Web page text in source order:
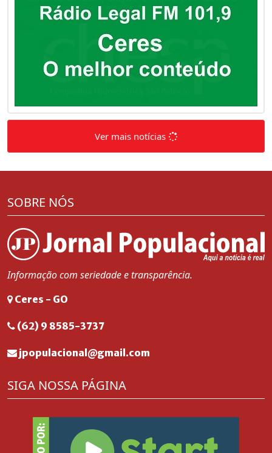
Ver mais notícias
SOBRE NÓS
Informação com seriedade e transparência.
Ceres - GO
(62) 9 8585-3737
jpopulacional@gmail.com
SIGA NOSSA PÁGINA